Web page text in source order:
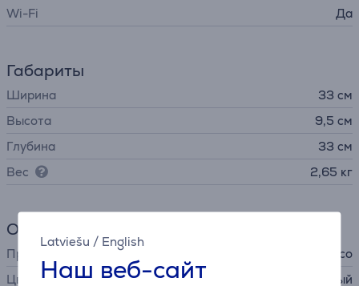
Latviešu / English
Наш веб-сайт
Wi-Fi Да
Габариты
Ширина
33 см
Высота
9,5 см
Глубина
33 см
Вес
2,65 кг
Общий параметр
Производитель
Zaco
Цвет
серый